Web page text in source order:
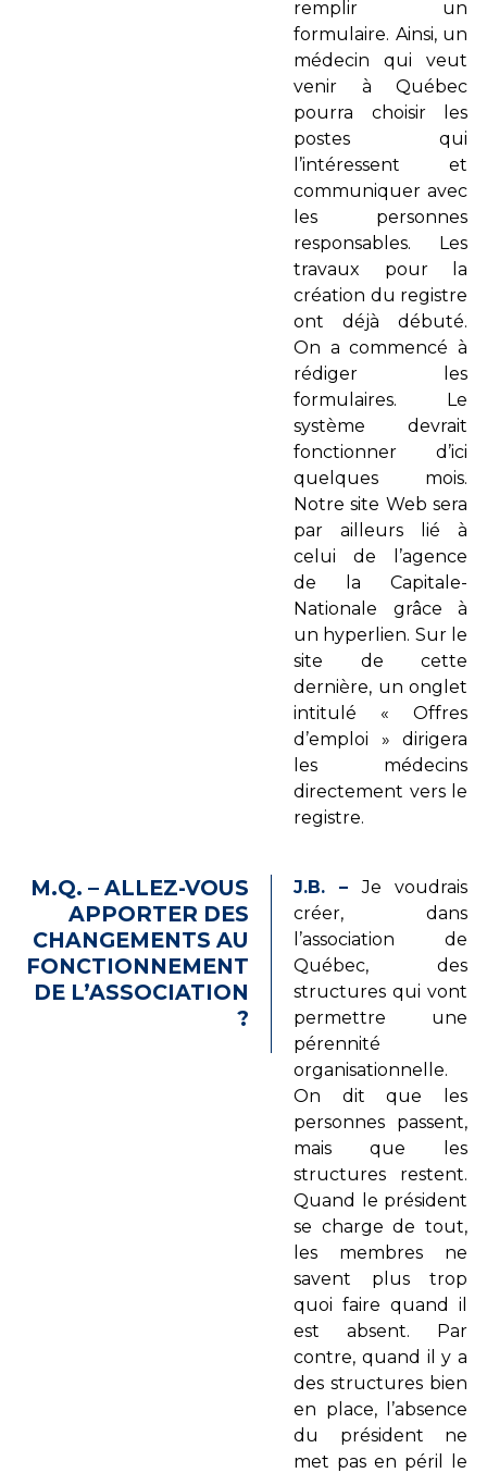
remplir un
formulaire. Ainsi, un
médecin qui veut
venir à Québec
pourra choisir les
postes qui
l’intéressent et
communiquer avec
les personnes
responsables. Les
travaux pour la
création du registre
ont déjà débuté.
On a commencé à
rédiger les
formulaires. Le
système devrait
fonctionner d’ici
quelques mois.
Notre site Web sera
par ailleurs lié à
celui de l’agence
de la Capitale-
Nationale grâce à
un hyperlien. Sur le
site de cette
dernière, un onglet
intitulé « Offres
d’emploi » dirigera
les médecins
directement vers le
registre.
M.Q. – ALLEZ-VOUS
APPORTER DES
CHANGEMENTS AU
FONCTIONNEMENT
DE L’ASSOCIATION
?
J.B. –Je voudrais
créer, dans
l’association de
Québec, des
structures qui vont
permettre une
pérennité
organisationnelle.
On dit que les
personnes passent,
mais que les
structures restent.
Quand le président
se charge de tout,
les membres ne
savent plus trop
quoi faire quand il
est absent. Par
contre, quand il y a
des structures bien
en place, l’absence
du président ne
met pas en péril le